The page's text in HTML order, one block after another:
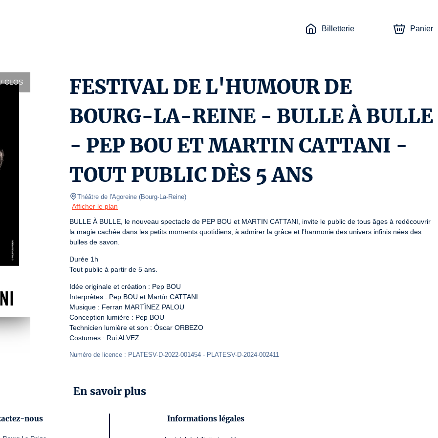
Billetterie Panier
CLOS
FESTIVAL DE L'HUMOUR DE
BOURG-LA-REINE - BULLE À BULLE
- PEP BOU ET MARTIN CATTANI -
TOUT PUBLIC DÈS 5 ANS
Théâtre de l'Agoreine (Bourg-La-Reine)
Afficher le plan
BULLE À BULLE, le nouveau spectacle de PEP BOU et MARTIN CATTANI, invite le public de tous âges à redécouvrir
la magie cachée dans les petits moments quotidiens, à admirer la grâce et l’harmonie des univers infinis nées des
bulles de savon.
Durée 1h
Tout public à partir de 5 ans.
Idée originale et création : Pep BOU
Interprètes : Pep BOU et Martín CATTANI
Musique : Ferran MARTÌNEZ PALOU
Conception lumière : Pep BOU
Technicien lumière et son : Òscar ORBEZO
Costumes : Rui ALVEZ
Numéro de licence : PLATESV-D-2022-001454 - PLATESV-D-2024-002411
En savoir plus
nous Informations légales